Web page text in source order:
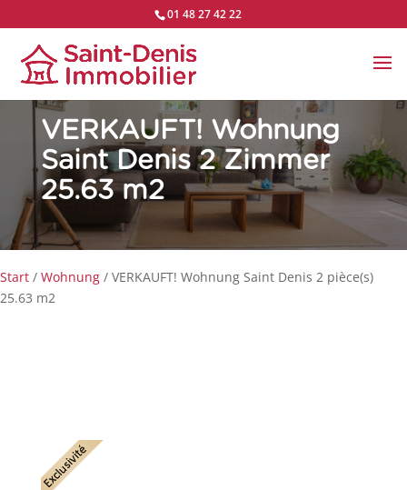
01 48 27 42 22
VERKAUFT! Wohnung
Saint Denis 2 Zimmer
25.63 m2
Start / Wohnung / VERKAUFT! Wohnung Saint Denis 2 pièce(s)
25.63 m2